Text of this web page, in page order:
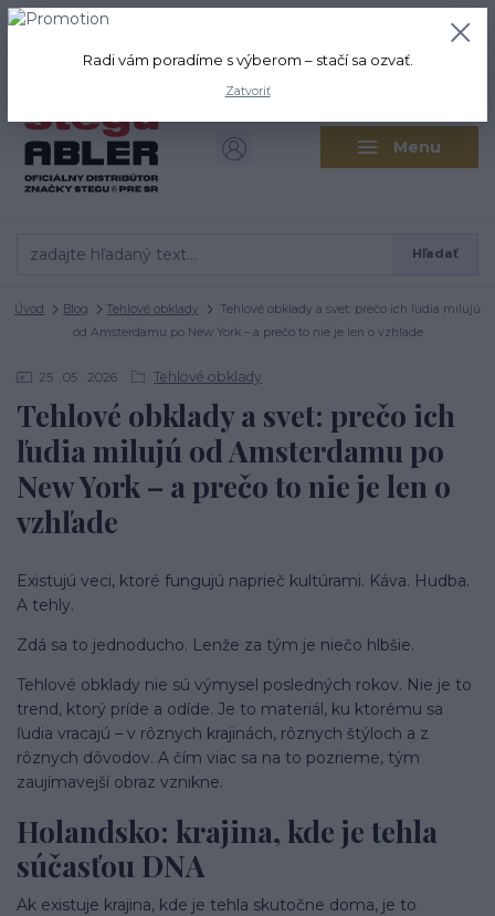
Menu
Hľadať
+421 917 280 411
0,00 EUR
Úvod Blog Tehlové obklady
Tehlové obklady a svet: prečo ich ľudia milujú
od Amsterdamu po New York – a prečo to nie je len o vzhľade
25 05 2026 Tehlové obklady
Tehlové obklady a svet: prečo ich
ľudia milujú od Amsterdamu po
New York – a prečo to nie je len o
vzhľade
Existujú veci, ktoré fungujú naprieč kultúrami. Káva. Hudba.
A tehly.
Zdá sa to jednoducho. Lenže za tým je niečo hlbšie.
Tehlové obklady nie sú výmysel posledných rokov. Nie je to
trend, ktorý príde a odíde. Je to materiál, ku ktorému sa
ľudia vracajú – v rôznych krajinách, rôznych štýloch a z
rôznych dôvodov. A čím viac sa na to pozrieme, tým
zaujímavejší obraz vznikne.
Holandsko: krajina, kde je tehla
súčasťou DNA
Ak existuje krajina, kde je tehla skutočne doma, je to
Radi vám poradíme s výberom – stačí sa ozvať.
Zatvoriť